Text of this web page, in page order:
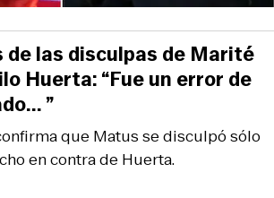
que Matus se disculpó sólo
en contra de Huerta.
de las disculpas de Marité
Huerta: “Fue un error de
”